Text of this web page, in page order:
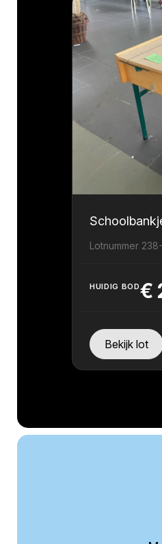
Lotnummer
HUIDIG BOD€
Bekijk lot